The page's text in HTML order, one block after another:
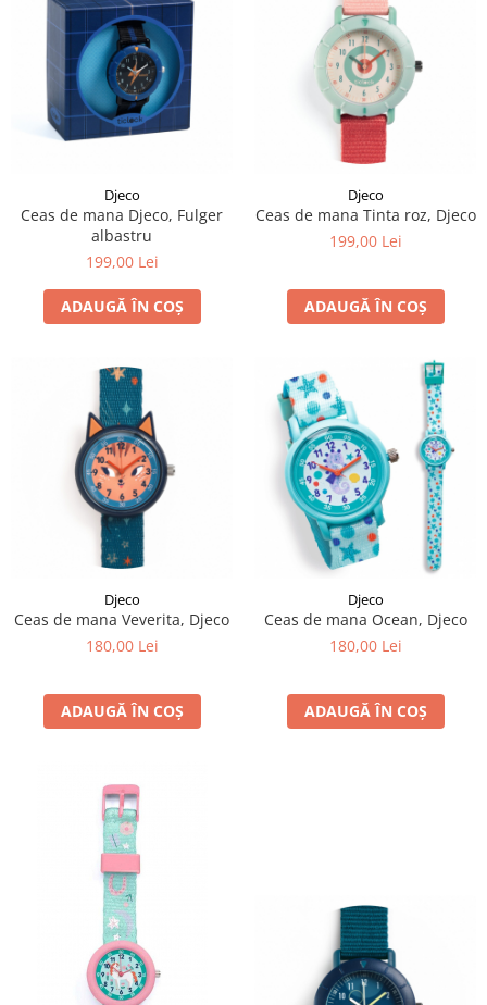
Djeco
Ceas de mana Djeco, Fulger
albastru
199,00 Lei
ADAUGĂ ÎN COȘ
Djeco
Ceas de mana Tinta roz, Djeco
199,00 Lei
ADAUGĂ ÎN COȘ
Djeco
Ceas de mana Veverita, Djeco
180,00 Lei
ADAUGĂ ÎN COȘ
Djeco
Ceas de mana Ocean, Djeco
180,00 Lei
ADAUGĂ ÎN COȘ